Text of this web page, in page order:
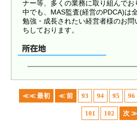
ナー等、多くの業務に取り組んでお
中でも、MAS監査(経営のPDCA)は
勉強・成長されたい経営者様のお
ちしております。
≪≪ 最初 ≪ 前 93 94 95 96
101 102 次 ≫